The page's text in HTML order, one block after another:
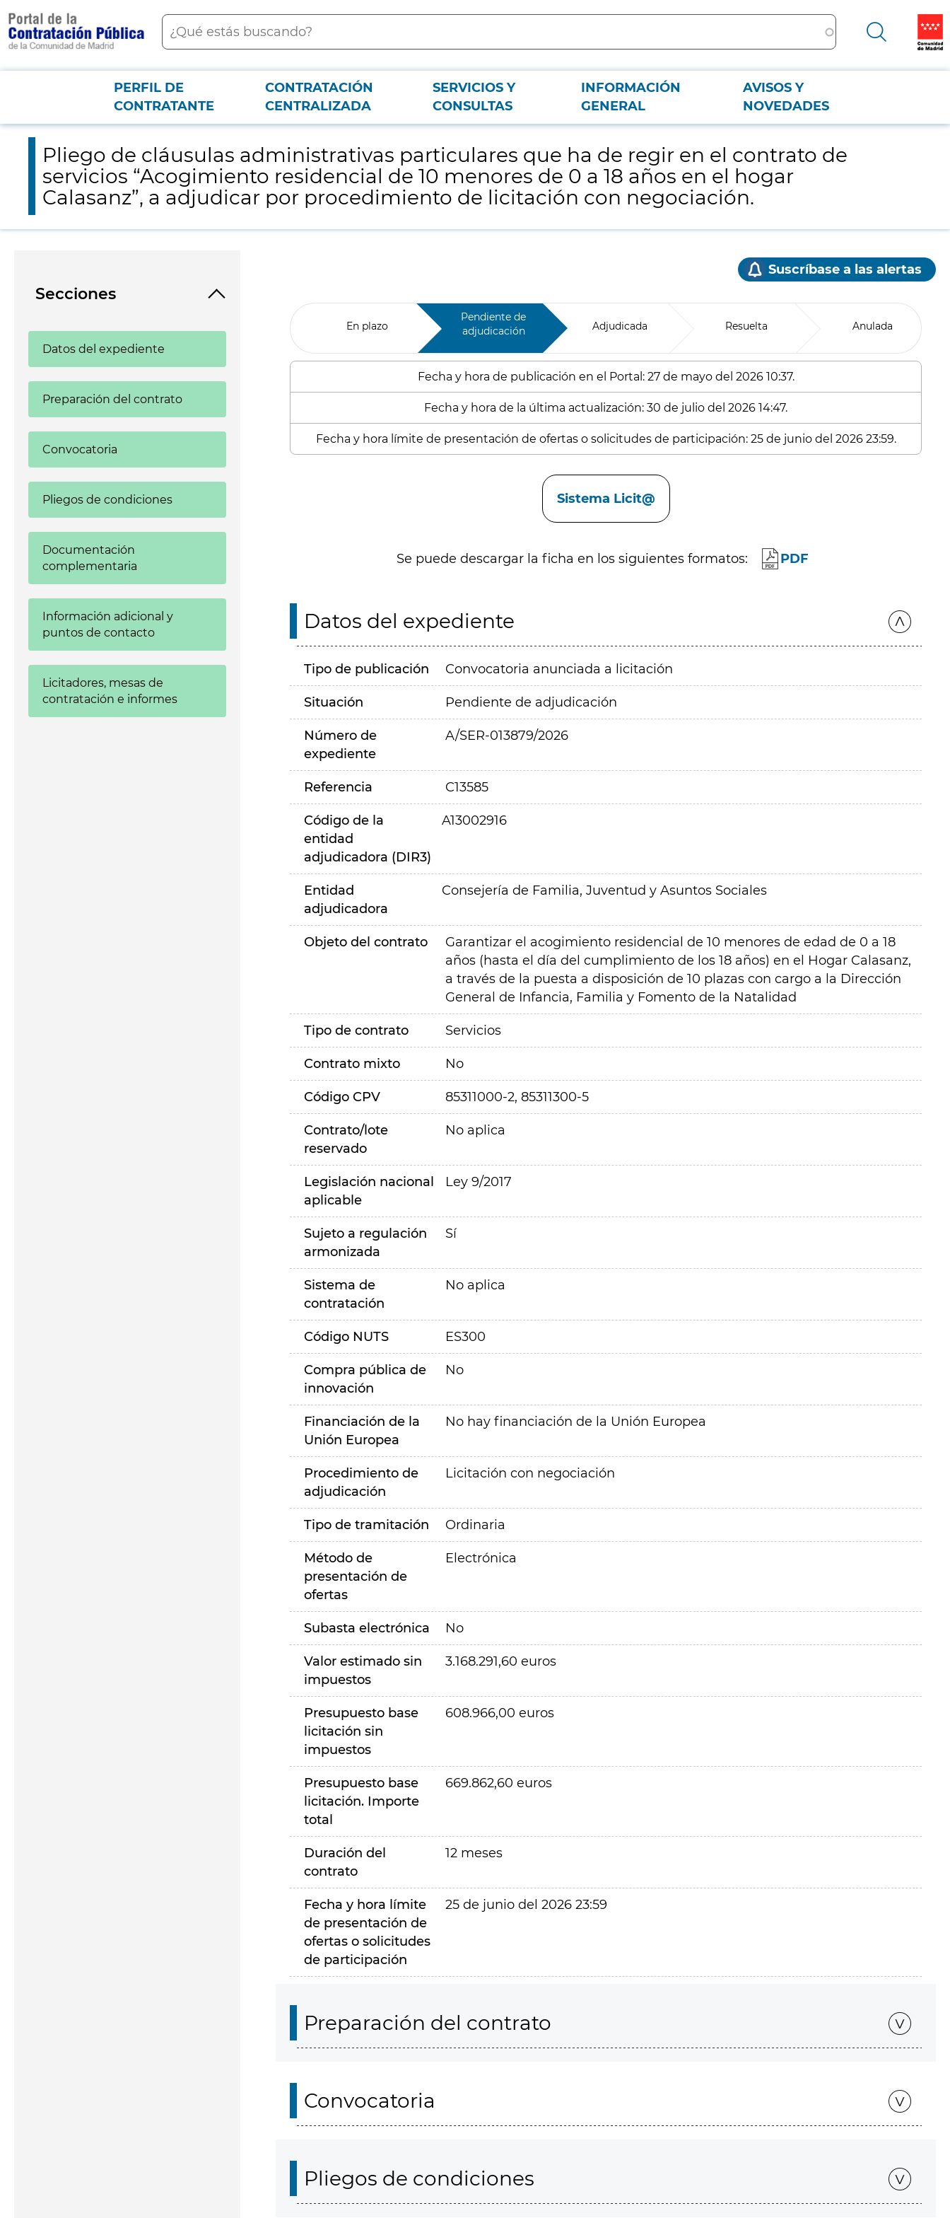
contenido
principal
Buscar
Menú PCON
PERFIL DE
CONTRATANTE
CONTRATACIÓN
CENTRALIZADA
SERVICIOS Y
CONSULTAS
INFORMACIÓN
GENERAL
AVISOS Y
NOVEDADES
Pliego de cláusulas administrativas particulares que ha de regir en el contrato de servicios “Acogimiento residencial de 10 menores de 0 a 18 años en el hogar Calasanz”, a adjudicar por procedimiento de licitación
Pliego de cláusulas administrativas particulares que ha de regir en el contrato de
servicios “Acogimiento residencial de 10 menores de 0 a 18 años en el hogar
Calasanz”, a adjudicar por procedimiento de licitación con negociación.
Secciones
Datos del expediente
Preparación del contrato
Convocatoria
Pliegos de condiciones
Documentación
complementaria
Información adicional y
puntos de contacto
Licitadores, mesas de
contratación e informes
Suscríbase a las alertas
En plazo
Pendiente de
adjudicación
Adjudicada Resuelta Anulada
Fecha y hora de publicación en el Portal: 27 de mayo del 2026 10:37.
Fecha y hora de la última actualización: 30 de julio del 2026 14:47.
Fecha y hora límite de presentación de ofertas o solicitudes de participación: 25 de junio del 2026 23:59.
Sistema Licit@
Se puede descargar la ficha en los siguientes formatos: PDF
Datos del expediente
Tipo de publicación Convocatoria anunciada a licitación
Situación Pendiente de adjudicación
Número de
expediente
A/SER-013879/2026
Referencia C13585
Código de la
entidad
adjudicadora (DIR3)
A13002916
Entidad
adjudicadora
Consejería de Familia, Juventud y Asuntos Sociales
Objeto del contrato
Garantizar el acogimiento residencial de 10 menores de edad de 0 a 18
años (hasta el día del cumplimiento de los 18 años) en el Hogar Calasanz,
a través de la puesta a disposición de 10 plazas con cargo a la Dirección
General de Infancia, Familia y Fomento de la Natalidad
Tipo de contrato Servicios
Contrato mixto No
Código CPV 85311000-2, 85311300-5
Contrato/lote
reservado
No aplica
Legislación nacional
aplicable
Ley 9/2017
Sujeto a regulación
armonizada
Sí
Sistema de
contratación
No aplica
Código NUTS ES300
Compra pública de
innovación
No
Financiación de la
Unión Europea
No hay financiación de la Unión Europea
Procedimiento de
adjudicación
Licitación con negociación
Tipo de tramitación Ordinaria
Método de
presentación de
ofertas
Electrónica
Subasta electrónica No
Valor estimado sin
impuestos
3.168.291,60 euros
Presupuesto base
licitación sin
impuestos
608.966,00 euros
Presupuesto base
licitación. Importe
total
669.862,60 euros
Duración del
contrato
12 meses
Fecha y hora límite
de presentación de
ofertas o solicitudes
de participación
25 de junio del 2026 23:59
Preparación del contrato
Convocatoria
Pliegos de condiciones